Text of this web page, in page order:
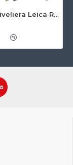
Lāzera niveliera Leica Rugby 610 + Rod eye 120 Basic komplekts